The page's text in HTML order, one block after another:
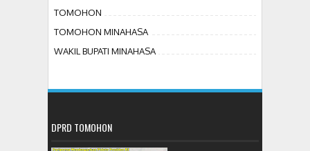
TOMOHON
TOMOHON MINAHASA
WAKIL BUPATI MINAHASA
DPRD TOMOHON